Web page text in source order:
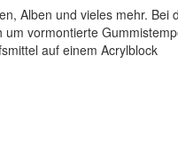
Alben und vieles mehr. Bei
um vormontierte
auf einem Acrylblock